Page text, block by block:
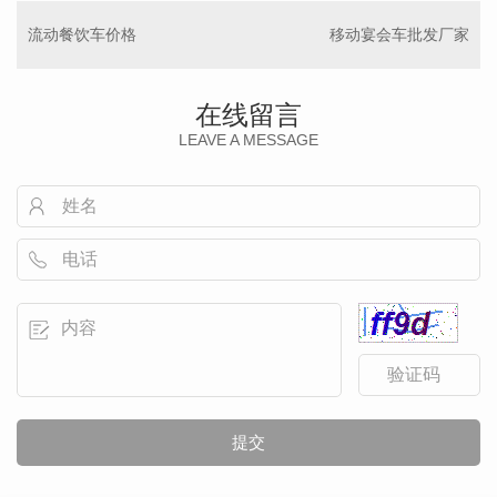
流动餐饮车价格 移动宴会车批发厂家
在线留言
LEAVE A MESSAGE